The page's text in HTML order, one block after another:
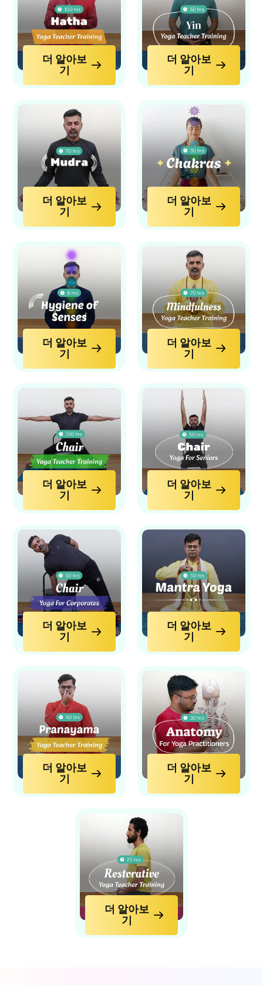
더 알아보
기
더 알아보
기
더 알아보
기
더 알아보
기
더 알아보
기
더 알아보
기
더 알아보
기
더 알아보
기
더 알아보
기
더 알아보
기
더 알아보
기
더 알아보
기
더 알아보
기